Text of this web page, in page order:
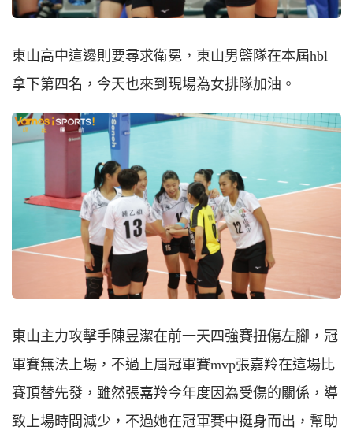
東山高中這邊則要尋求衛冕，東山男籃隊在本屆hbl
拿下第四名，今天也來到現場為女排隊加油。
東山主力攻擊手陳昱潔在前一天四強賽扭傷左腳，冠
軍賽無法上場，不過上屆冠軍賽mvp張嘉羚在這場比
賽頂替先發，雖然張嘉羚今年度因為受傷的關係，導
致上場時間減少，不過她在冠軍賽中挺身而出，幫助